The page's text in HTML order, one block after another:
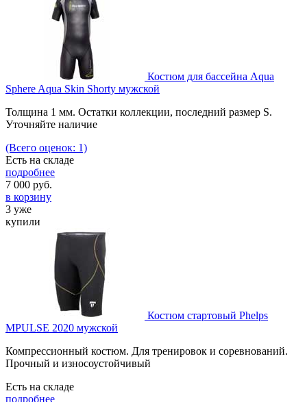
Костюм для бассейна Aqua
Sphere Aqua Skin Shorty мужской
Толщина 1 мм. Остатки коллекции, последний размер S.
Уточняйте наличие
(Всего оценок: 1)
Есть на складе
подробнее
7 000 руб.
в корзину
3 уже
купили
Костюм стартовый Phelps
MPULSE 2020 мужской
Компрессионный костюм. Для тренировок и соревнований.
Прочный и износоустойчивый
Есть на складе
подробнее